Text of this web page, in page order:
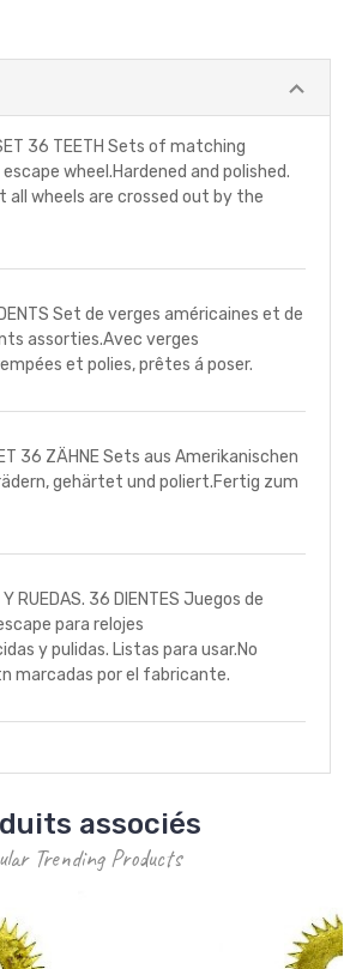
SET 36 TEETH Sets of matching
wheel.Hardened and polished.
all wheels are crossed out by the
DENTS Set de verges américaines et de
assorties.Avec verges
et polies, prêtes á poser.
36 ZÄHNE Sets aus Amerikanischen
gehärtet und poliert.Fertig zum
Y RUEDAS. 36 DIENTES Juegos de
para relojes
y pulidas. Listas para usar.No
marcadas por el fabricante.
associés
Trending Products